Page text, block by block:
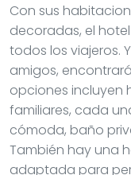
Con sus
decoradas, el
todos los viajeros.
amigos,
opciones incluyen
familiares, cada
cómoda, baño
También hay una
adaptada para